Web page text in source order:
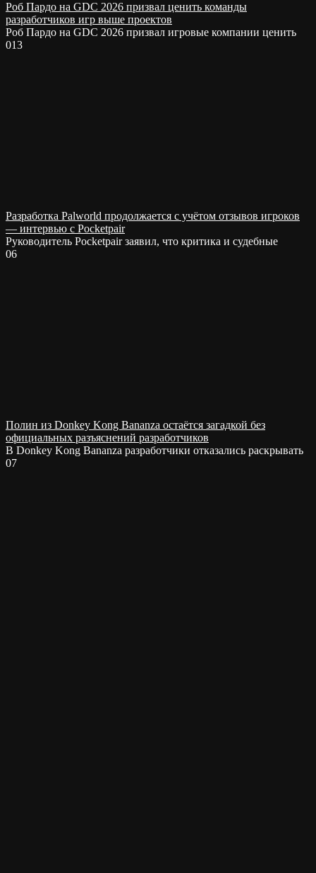
Роб Пардо на GDC 2026 призвал ценить команды
разработчиков игр выше проектов
Роб Пардо на GDC 2026 призвал игровые компании ценить
013
Разработка Palworld продолжается с учётом отзывов игроков
— интервью с Pocketpair
Руководитель Pocketpair заявил, что критика и судебные
06
Полин из Donkey Kong Bananza остаётся загадкой без
официальных разъяснений разработчиков
В Donkey Kong Bananza разработчики отказались раскрывать
07